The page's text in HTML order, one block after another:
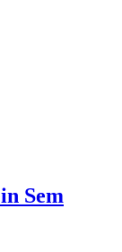
Sem